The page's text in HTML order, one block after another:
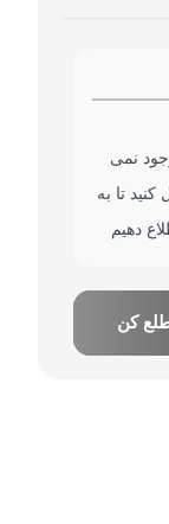
نمی
کنید تا به
دهیم
کن